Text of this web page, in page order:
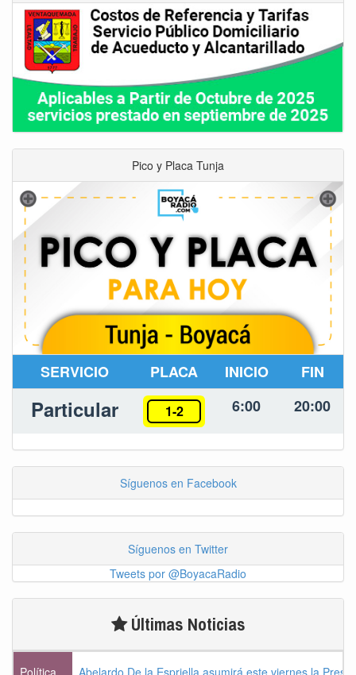
Pico y Placa Tunja
SERVICIO PLACA INICIO FIN
Particular 1-2 6:00 20:00
Síguenos en Facebook
Síguenos en Twitter
Tweets por @BoyacaRadio
Últimas Noticias
Política Abelardo De la Espriella asumirá este viernes la